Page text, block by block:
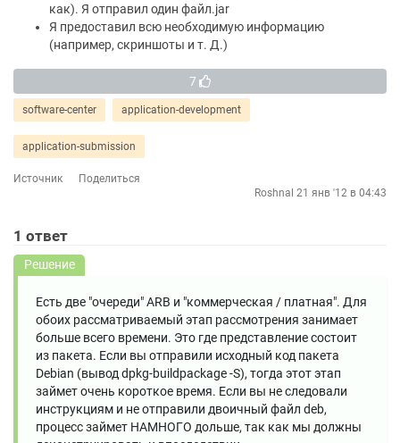
как). Я отправил один файл.jar
Я предоставил всю необходимую информацию
(например, скриншоты и т. Д.)
7
software-center application-development
application-submission
Источник
Поделиться
Roshnal 21 янв '12 в 04:43
1 ответ
Решение
Есть две "очереди" ARB и "коммерческая / платная". Для
обоих рассматриваемый этап рассмотрения занимает
больше всего времени. Это где представление состоит
из пакета. Если вы отправили исходный код пакета
Debian (вывод dpkg-buildpackage -S), тогда этот этап
займет очень короткое время. Если вы не следовали
инструкциям и не отправили двоичный файл deb,
процесс займет НАМНОГО дольше, так как мы должны